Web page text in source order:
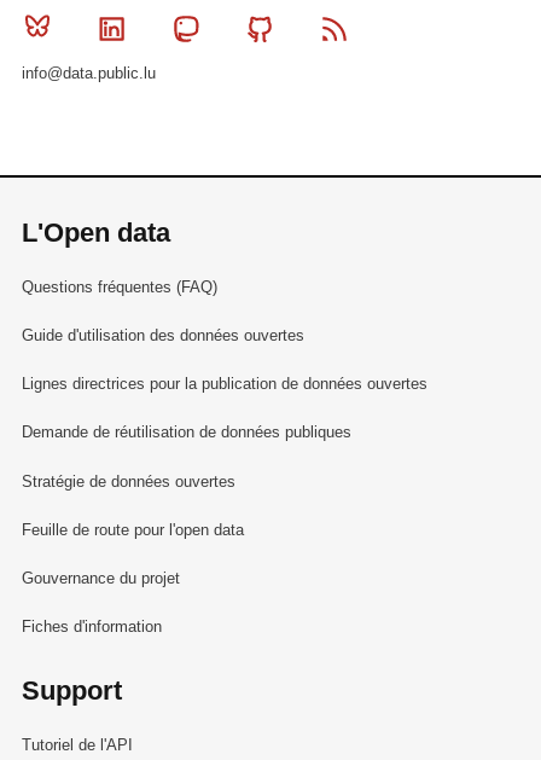
Bluesky Linkedin MastodonGithub
info@data.public.lu
L'Open data
Questions fréquentes (FAQ)
Guide d'utilisation des données ouvertes
Lignes directrices pour la publication de données ouvertes
Demande de réutilisation de données publiques
Stratégie de données ouvertes
Feuille de route pour l'open data
Gouvernance du projet
Fiches d'information
Support
Tutoriel de l'API